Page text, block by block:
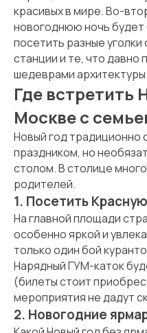
красивых в мире. Во-
новогоднюю ночь
посетить разные
станции и те, что давно
шедеврами архитектуры.
Где встретить
Москве с
Новый год традиционно
праздником, но
столом. В столице
родителей.
1. Посетить
На главной площади
особенно яркой и
только один бой
Нарядный ГУМ-каток
(билеты стоит
мероприятия не дадут
2. Новогодние